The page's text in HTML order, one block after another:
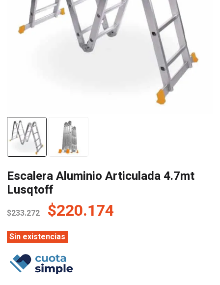
Escalera Aluminio Articulada 4.7mt
Lusqtoff
$233.272 El
precio
original
era:
$233.272.
$220.174
Sin existencias